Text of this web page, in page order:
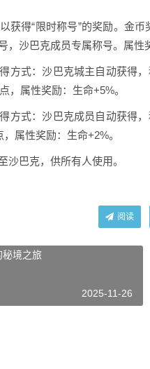
得“限时称号”的奖励。金币
，沙巴克成员专属称号。属性
式：沙巴克城主自动获得，
，属性奖励：生命+5%。
式：沙巴克成员自动获得，
属性奖励：生命+2%。
巴克，供所有人使用。
阅读
秘境之旅
2025-11-26